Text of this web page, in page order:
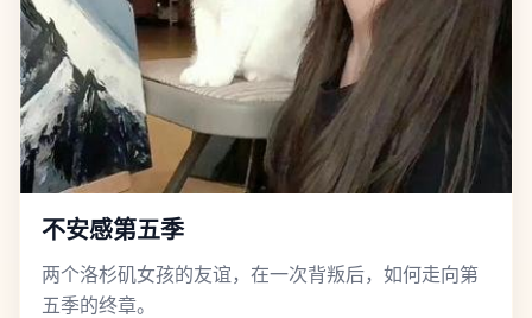
不安感第五季
两个洛杉矶女孩的友谊，在一次背叛后，如何走向第
五季的终章。